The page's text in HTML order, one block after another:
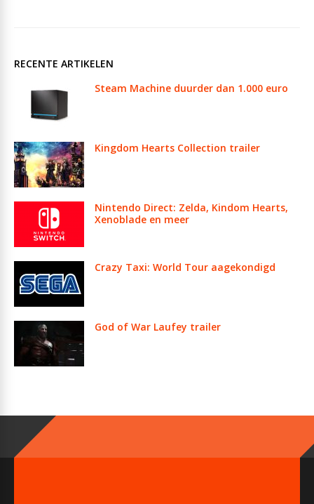
RECENTE ARTIKELEN
Steam Machine duurder dan 1.000 euro
Kingdom Hearts Collection trailer
Nintendo Direct: Zelda, Kindom Hearts,
Xenoblade en meer
Crazy Taxi: World Tour aagekondigd
God of War Laufey trailer